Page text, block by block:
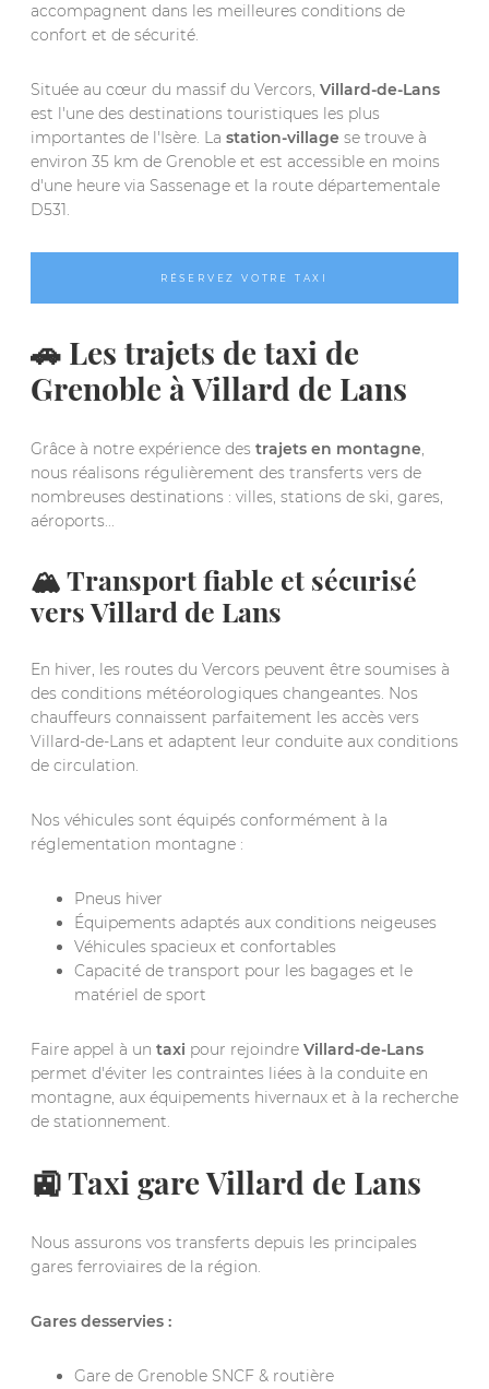
accompagnent dans les meilleures conditions de
confort et de sécurité.
Située au cœur du massif du Vercors, Villard-de-Lans
est l'une des destinations touristiques les plus
importantes de l'Isère. La station-village se trouve à
environ 35 km de Grenoble et est accessible en moins
d'une heure via Sassenage et la route départementale
D531.
RÉSERVEZ VOTRE TAXI
🚗 Les trajets de taxi de
Grenoble à Villard de Lans
Grâce à notre expérience des trajets en montagne,
nous réalisons régulièrement des transferts vers de
nombreuses destinations : villes, stations de ski, gares,
aéroports...
🏔️ Transport fiable et sécurisé
vers Villard de Lans
En hiver, les routes du Vercors peuvent être soumises à
des conditions météorologiques changeantes. Nos
chauffeurs connaissent parfaitement les accès vers
Villard-de-Lans et adaptent leur conduite aux conditions
de circulation.
Nos véhicules sont équipés conformément à la
réglementation montagne :
Pneus hiver
Équipements adaptés aux conditions neigeuses
Véhicules spacieux et confortables
Capacité de transport pour les bagages et le
matériel de sport
Faire appel à un taxi pour rejoindre Villard-de-Lans
permet d'éviter les contraintes liées à la conduite en
montagne, aux équipements hivernaux et à la recherche
de stationnement.
🚉 Taxi gare Villard de Lans
Nous assurons vos transferts depuis les principales
gares ferroviaires de la région.
Gares desservies :
Gare de Grenoble SNCF & routière